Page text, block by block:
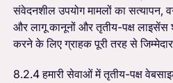
संवेदनशील उपयोग मामलों का सत्यापन,
और लागू कानूनों और तृतीय-पक्ष लाइसेंस
करने के लिए ग्राहक पूरी तरह से
8.2.4 हमारी सेवाओं में तृतीय-पक्ष